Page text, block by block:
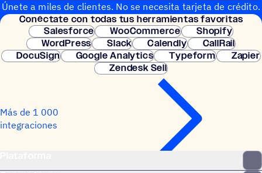
Únete a miles de clientes. No se necesita tarjeta de crédito.
Configuración instantánea.
Conéc­tate con todas tus herramientas favoritas
Salesforce
WooCommerce
Shopify
WordPress
Slack Calendly
CallRail
DocuSign
Google Analytics Typeform
Zapier
Zendesk Sell
Más de 1 000
integraciones